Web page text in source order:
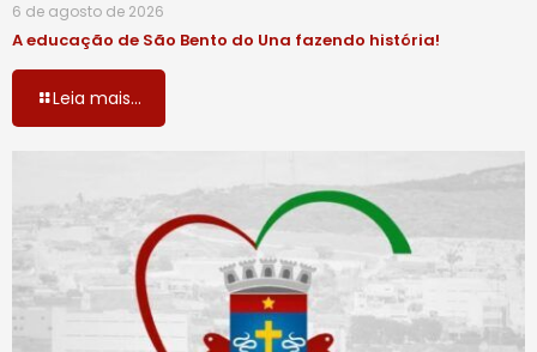
6 de agosto de 2026
A educação de São Bento do Una fazendo história!
Leia mais...